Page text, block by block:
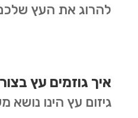
להרוג את העץ
איך גוזמים עץ
גיזום עץ הינו נושא